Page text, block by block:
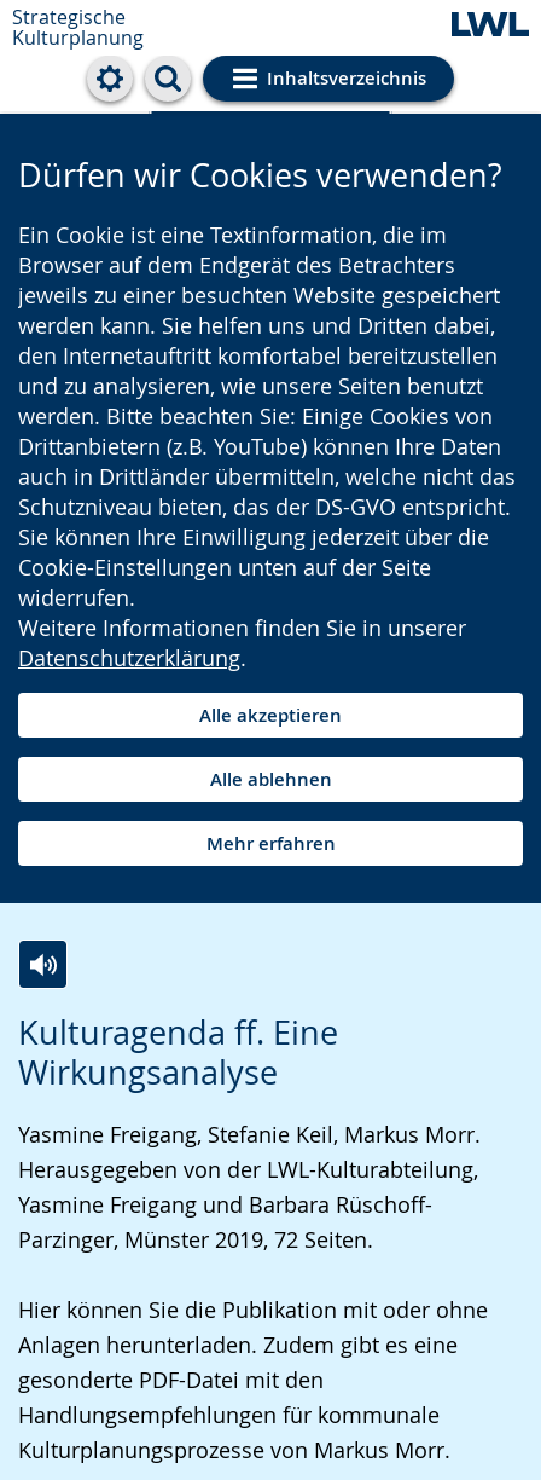
Strategische
Kulturplanung
Inhaltsverzeichnis
Cookie-Einstellungen
Dürfen wir Cookies verwenden?
Ein Cookie ist eine Textinformation, die im
Browser auf dem Endgerät des Betrachters
jeweils zu einer besuchten Website gespeichert
werden kann. Sie helfen uns und Dritten dabei,
den Internetauftritt komfortabel bereitzustellen
und zu analysieren, wie unsere Seiten benutzt
werden. Bitte beachten Sie: Einige Cookies von
Drittanbietern (z.B. YouTube) können Ihre Daten
auch in Drittländer übermitteln, welche nicht das
Schutzniveau bieten, das der DS-GVO entspricht.
Sie können Ihre Einwilligung jederzeit über die
Cookie-Einstellungen unten auf der Seite
widerrufen.
Weitere Informationen finden Sie in unserer
Datenschutzerklärung.
Alle akzeptieren
Alle ablehnen
Mehr erfahren
Kulturagenda ff. Eine
Wirkungsanalyse
Yasmine Freigang, Stefanie Keil, Markus Morr.
Herausgegeben von der LWL-Kulturabteilung,
Yasmine Freigang und Barbara Rüschoff-
Parzinger, Münster 2019, 72 Seiten.
Hier können Sie die Publikation mit oder ohne
Anlagen herunterladen. Zudem gibt es eine
gesonderte PDF-Datei mit den
Handlungsempfehlungen für kommunale
Kulturplanungsprozesse von Markus Morr.
u
r
e
i
c
h
e
n
S
p
r
k
t
v
i
e
r
A
u
d
i
o
i
n
i
d
e
o
n
D
e
u
t